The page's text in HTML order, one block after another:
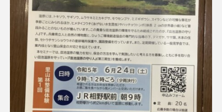
SDGs・タイプスマート農業推進プロジェクト関西学院
AgriNOVA
SIKIガーデン Autumn Season
Singing with a smile snowwhite
SPOTTED PRODUCTIONS/TWIN